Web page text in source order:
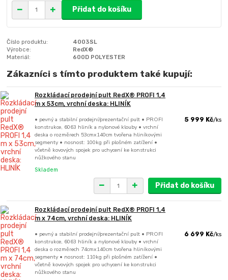
Přidat do košíku
Číslo produktu:
4003SL
Výrobce:
RedX®
Materiál:
600D POLYESTER
Zákazníci s tímto produktem také kupují:
Rozkládací prodejní pult RedX® PROFI 1,4
m x 53cm, vrchní deska: HLINÍK
• pevný a stabilní prodejní/prezentační pult • PROFI
konstrukce, 6063 hliník a nylonové klouby • vrchní
deska o rozměrech 53cmx140cm tvořena hliníkovými
segmenty • nosnost: 100kg při plošném zatížení •
včetně kovových spojek pro uchycení ke konstrukci
nůžkového stanu
5 999 Kč/ks
Skladem
Přidat do košíku
Rozkládací prodejní pult RedX® PROFI 1,4
m x 74cm, vrchní deska: HLINÍK
• pevný a stabilní prodejní/prezentační pult • PROFI
konstrukce, 6063 hliník a nylonové klouby • vrchní
deska o rozměrech 74cmx140cm tvořena hliníkovými
segmenty • nosnost: 110kg při plošném zatížení •
včetně kovových spojek pro uchycení ke konstrukci
nůžkového stanu
6 699 Kč/ks